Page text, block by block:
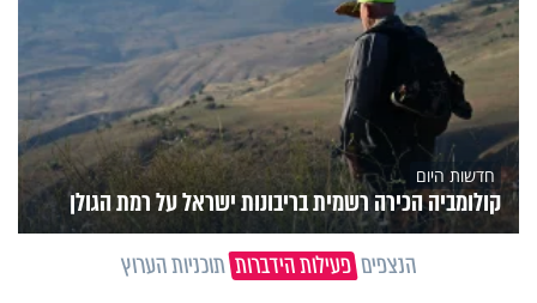
חדשות היום
קולומביה הכירה רשמית בריבונות ישראל על רמת הגולן
הנצפים פעילות הידברות תוכניות הערוץ